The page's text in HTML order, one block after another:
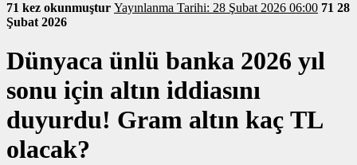
71 kez okunmuştur
Yayınlanma Tarihi: 28 Şubat 2026 06:00 71 28
Şubat 2026
Dünyaca ünlü banka 2026 yıl
sonu için altın iddiasını
duyurdu! Gram altın kaç TL
olacak?